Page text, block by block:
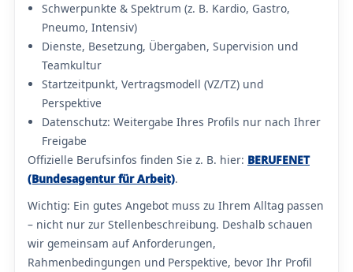
Schwerpunkte & Spektrum (z. B. Kardio, Gastro,
Pneumo, Intensiv)
Dienste, Besetzung, Übergaben, Supervision und
Teamkultur
Startzeitpunkt, Vertragsmodell (VZ/TZ) und
Perspektive
Datenschutz: Weitergabe Ihres Profils nur nach Ihrer
Freigabe
Offizielle Berufsinfos finden Sie z. B. hier: BERUFENET
(Bundesagentur für Arbeit).
Wichtig: Ein gutes Angebot muss zu Ihrem Alltag passen
– nicht nur zur Stellenbeschreibung. Deshalb schauen
wir gemeinsam auf Anforderungen,
Rahmenbedingungen und Perspektive, bevor Ihr Profil